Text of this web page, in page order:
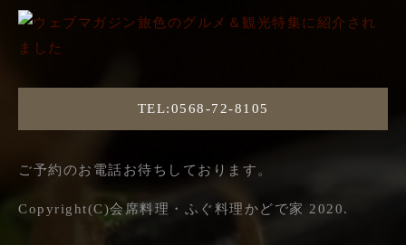
TEL:0568-72-8105
ご予約のお電話お待ちしております。
Copyright(C)会席料理・ふぐ料理かどで家 2020.